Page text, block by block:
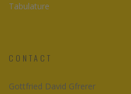
Tabulature
CONTACT
Gottfried David Gfrerer